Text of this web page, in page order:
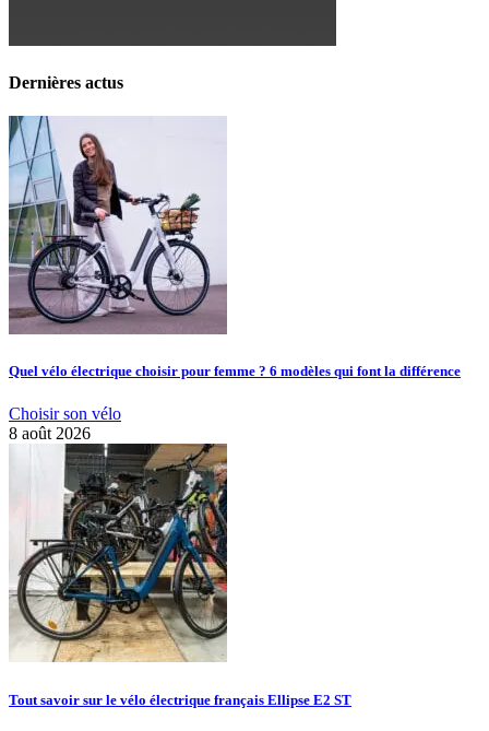
Dernières actus
Quel vélo électrique choisir pour femme ? 6 modèles qui font la différence
Choisir son vélo
8 août 2026
Tout savoir sur le vélo électrique français Ellipse E2 ST